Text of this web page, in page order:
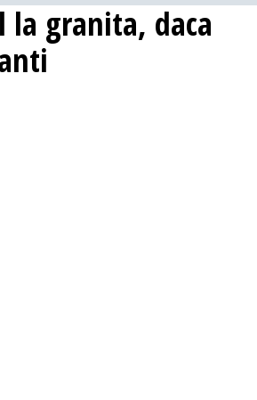
granita, daca